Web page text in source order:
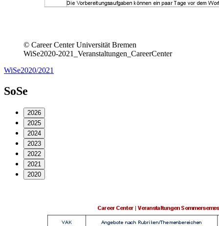
© Career Center Universität Bremen
WiSe2020-2021_Veranstaltungen_CareerCenter
WiSe2020/2021
SoSe
2026
2025
2024
2023
2022
2021
2020